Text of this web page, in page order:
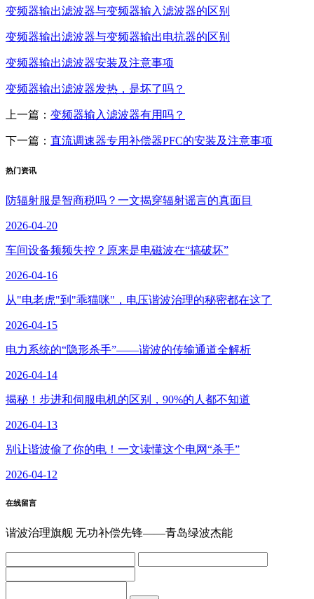
变频器输出滤波器与变频器输入滤波器的区别
变频器输出滤波器与变频器输出电抗器的区别
变频器输出滤波器安装及注意事项
变频器输出滤波器发热，是坏了吗？
上一篇： 变频器输入滤波器有用吗？
下一篇： 直流调速器专用补偿器PFC的安装及注意事项
热门资讯
防辐射服是智商税吗？一文揭穿辐射谣言的真面目
2026-04-20
车间设备频频失控？原来是电磁波在“搞破坏”
2026-04-16
从"电老虎"到"乖猫咪"，电压谐波治理的秘密都在这了
2026-04-15
电力系统的“隐形杀手”——谐波的传输通道全解析
2026-04-14
揭秘！步进和伺服电机的区别，90%的人都不知道
2026-04-13
别让谐波偷了你的电！一文读懂这个电网“杀手”
2026-04-12
在线留言
谐波治理旗舰 无功补偿先锋——青岛绿波杰能